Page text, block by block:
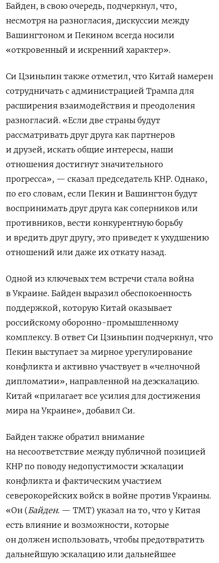
Байден, в свою очередь, подчеркнул, что,
несмотря на разногласия, дискуссии между
Вашингтоном и Пекином всегда носили
«откровенный и искренний характер».
Си Цзиньпин также отметил, что Китай намерен
сотрудничать с администрацией Трампа для
расширения взаимодействия и преодоления
разногласий. «Если две страны будут
рассматривать друг друга как партнеров
и друзей, искать общие интересы, наши
отношения достигнут значительного
прогресса», — сказал председатель КНР. Однако,
по его словам, если Пекин и Вашингтон будут
воспринимать друг друга как соперников или
противников, вести конкурентную борьбу
и вредить друг другу, это приведет к ухудшению
отношений или даже их откату назад.
Одной из ключевых тем встречи стала война
в Украине. Байден выразил обеспокоенность
поддержкой, которую Китай оказывает
российскому оборонно-промышленному
комплексу. В ответ Си Цзиньпин подчеркнул, что
Пекин выступает за мирное урегулирование
конфликта и активно участвует в «челночной
дипломатии», направленной на деэскалацию.
Китай «прилагает все усилия для достижения
мира на Украине», добавил Си.
Байден также обратил внимание
на несоответствие между публичной позицией
КНР по поводу недопустимости эскалации
конфликта и фактическим участием
северокорейских войск в войне против Украины.
«Он (Байден. — TMT) указал на то, что у Китая
есть влияние и возможности, которые
он должен использовать, чтобы предотвратить
дальнейшую эскалацию или дальнейшее